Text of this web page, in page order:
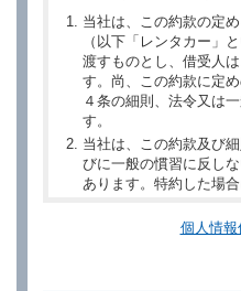
当社は、この約款の定
（以下「レンタカー」
渡すものとし、借受人
す。尚、この約款に定
４条の細則、法令又は
す。
当社は、この約款及び
びに一般の慣習に反し
あります。特約した場
個人情